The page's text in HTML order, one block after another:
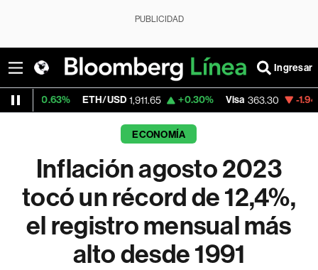
PUBLICIDAD
Ingresar
ETH/USD 1,911.65 +0.30% Visa 363.30 -1.94%
ECONOMÍA
Inflación agosto 2023
tocó un récord de 12,4%,
el registro mensual más
alto desde 1991